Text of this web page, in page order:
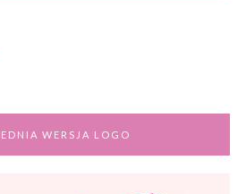
WERSJA LOGO